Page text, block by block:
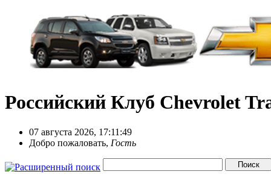
Российский Клуб Chevrolet
07 августа 2026, 17:11:49
Добро пожаловать, Гость